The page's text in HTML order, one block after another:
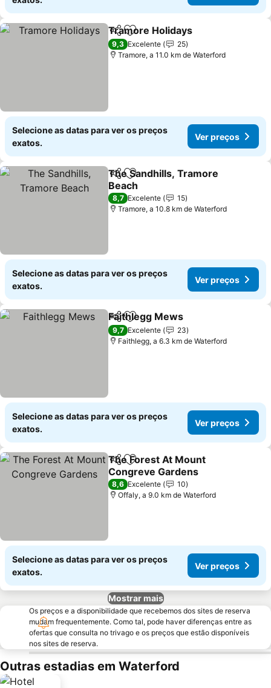
PartilharAdicionar aos favoritos
Tramore Holidays
9,3 Excelente
25
Tramore, a 11.0 km de Waterford
Selecione as datas para ver os preços
exatos.
Ver preços
PartilharAdicionar aos favoritos
The Sandhills, Tramore
Beach
Ver preços
8,7 Excelente
15
Tramore, a 10.8 km de Waterford
Selecione as datas para ver os preços
exatos.
Ver preços
PartilharAdicionar aos favoritos
Faithlegg Mews
9,7 Excelente
23
Faithlegg, a 6.3 km de Waterford
Selecione as datas para ver os preços
exatos.
Ver preços
PartilharAdicionar aos favoritos
The Forest At Mount
Congreve Gardens
Ver preços
8,6 Excelente
10
Offaly, a 9.0 km de Waterford
Selecione as datas para ver os preços
exatos.
Ver preços
Mostrar mais
Os preços e a disponibilidade que recebemos dos sites de reserva
mudam frequentemente. Como tal, pode haver diferenças entre as
ofertas que consulta no trivago e os preços que estão disponíveis
nos sites de reserva.
Outras estadias em Waterford